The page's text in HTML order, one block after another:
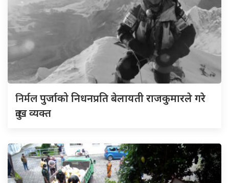
निर्मलपुर्जाको निधनप्रति बेलायती राजकुमारले गरे
दुःख व्यक्त